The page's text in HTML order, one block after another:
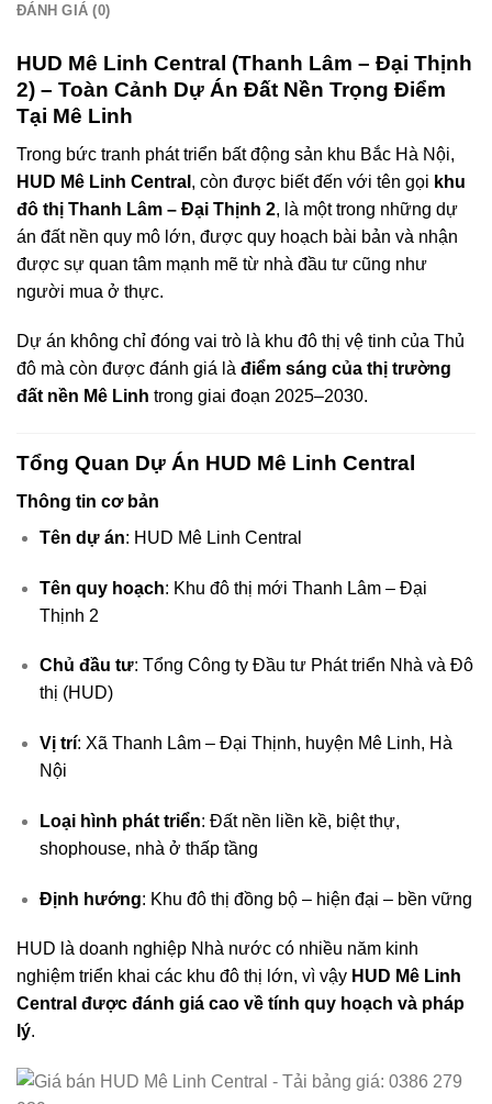
ĐÁNH GIÁ (0)
HUD Mê Linh Central (Thanh Lâm – Đại Thịnh
2) – Toàn Cảnh Dự Án Đất Nền Trọng Điểm
Tại Mê Linh
Trong bức tranh phát triển bất động sản khu Bắc Hà Nội,
HUD Mê Linh Central , còn được biết đến với tên gọi khu
đô thị Thanh Lâm – Đại Thịnh 2, là một trong những dự
án đất nền quy mô lớn, được quy hoạch bài bản và nhận
được sự quan tâm mạnh mẽ từ nhà đầu tư cũng như
người mua ở thực.
Dự án không chỉ đóng vai trò là khu đô thị vệ tinh của Thủ
đô mà còn được đánh giá là điểm sáng của thị trường
đất nền Mê Linh trong giai đoạn 2025–2030.
Tổng Quan Dự Án HUD Mê Linh Central
Thông tin cơ bản
Tên dự án: HUD Mê Linh Central
Tên quy hoạch: Khu đô thị mới Thanh Lâm – Đại
Thịnh 2
Chủ đầu tư: Tổng Công ty Đầu tư Phát triển Nhà và Đô
thị (HUD)
Vị trí: Xã Thanh Lâm – Đại Thịnh, huyện Mê Linh, Hà
Nội
Loại hình phát triển: Đất nền liền kề, biệt thự,
shophouse, nhà ở thấp tầng
Định hướng: Khu đô thị đồng bộ – hiện đại – bền vững
HUD là doanh nghiệp Nhà nước có nhiều năm kinh
nghiệm triển khai các khu đô thị lớn, vì vậy HUD Mê Linh
Central được đánh giá cao về tính quy hoạch và pháp
lý.